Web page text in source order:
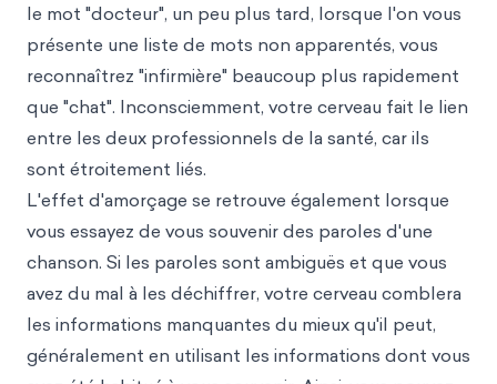
le mot "docteur", un peu plus tard, lorsque l'on vous
présente une liste de mots non apparentés, vous
reconnaîtrez "infirmière" beaucoup plus rapidement
que "chat". Inconsciemment, votre cerveau fait le lien
entre les deux professionnels de la santé, car ils
sont étroitement liés.
L'effet d'amorçage se retrouve également lorsque
vous essayez de vous souvenir des paroles d'une
chanson. Si les paroles sont ambiguës et que vous
avez du mal à les déchiffrer, votre cerveau comblera
les informations manquantes du mieux qu'il peut,
généralement en utilisant les informations dont vous